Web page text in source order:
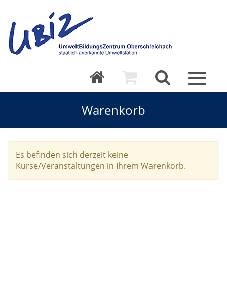
Toggle
Warenkorb
Es befinden sich derzeit keine
Kurse/Veranstaltungen in Ihrem Warenkorb.